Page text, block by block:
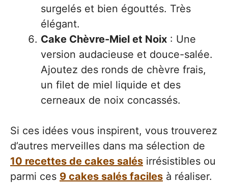
surgelés et bien égouttés. Très
élégant.
Cake Chèvre-Miel et Noix : Une
version audacieuse et douce-salée.
Ajoutez des ronds de chèvre frais,
un filet de miel liquide et des
cerneaux de noix concassés.
Si ces idées vous inspirent, vous trouverez
d’autres merveilles dans ma sélection de
10 recettes de cakes salés irrésistibles ou
parmi ces 9 cakes salés faciles à réaliser.